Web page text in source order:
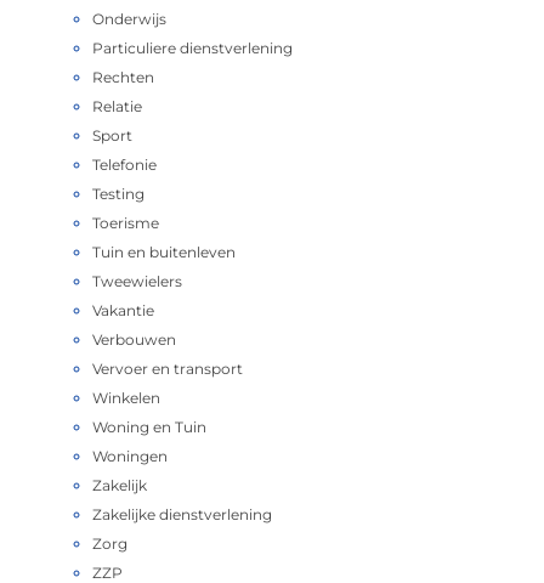
Onderwijs
Particuliere dienstverlening
Rechten
Relatie
Sport
Telefonie
Testing
Toerisme
Tuin en buitenleven
Tweewielers
Vakantie
Verbouwen
Vervoer en transport
Winkelen
Woning en Tuin
Woningen
Zakelijk
Zakelijke dienstverlening
Zorg
ZZP